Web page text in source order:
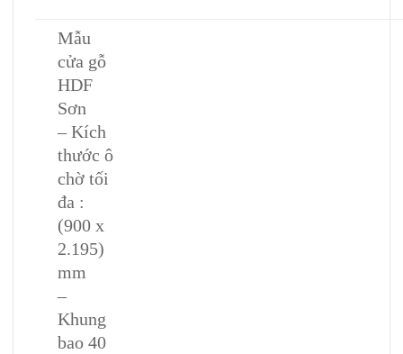
Mẫu
cửa gỗ
HDF
Sơn
– Kích
thước ô
chờ tối
đa :
(900 x
2.195)
mm
–
Khung
bao 40